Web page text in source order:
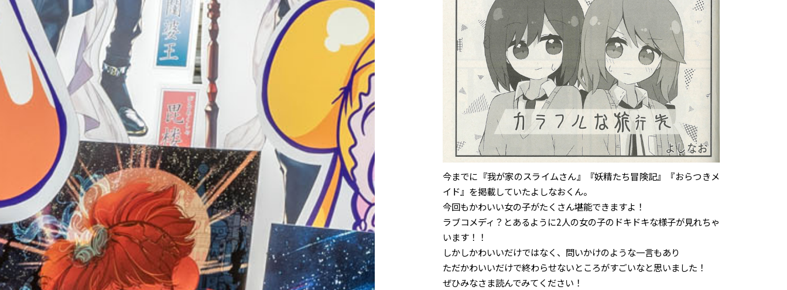
今までに『我が家のスライムさん』『妖精たち冒険記』『おらつきメ
イド』を掲載していたよしなおくん。
今回もかわいい女の子がたくさん堪能できますよ！
ラブコメディ？とあるように2人の女の子のドキドキな様子が見れちゃ
います！！
しかしかわいいだけではなく、問いかけのような一言もあり
ただかわいいだけで終わらせないところがすごいなと思いました！
ぜひみなさま読んでみてください！